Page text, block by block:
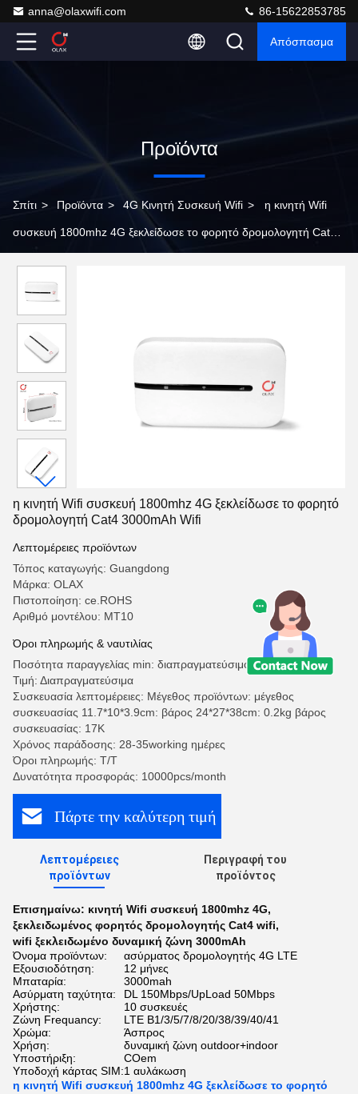
anna@olaxwifi.com 86-15622853785
Απόσπασμα
Προϊόντα
Σπίτι > Προϊόντα > 4G Κινητή Συσκευή Wifi > η κινητή Wifi
συσκευή 1800mhz 4G ξεκλείδωσε το φορητό δρομολογητή Cat4
η κινητή Wifi συσκευή 1800mhz 4G ξεκλείδωσε το φορητό
δρομολογητή Cat4 3000mAh Wifi
Λεπτομέρειες προϊόντων
Τόπος καταγωγής: Guangdong
Μάρκα: OLAX
Πιστοποίηση: ce.ROHS
Αριθμό μοντέλου: MT10
Όροι πληρωμής & ναυτιλίας
Ποσότητα παραγγελίας min: διαπραγματεύσιμος
Τιμή: Διαπραγματεύσιμα
Συσκευασία λεπτομέρειες: Μέγεθος προϊόντων: μέγεθος
συσκευασίας 11.7*10*3.9cm: βάρος 24*27*38cm: 0.2kg βάρος
συσκευασίας: 17K
Χρόνος παράδοσης: 28-35working ημέρες
Όροι πληρωμής: T/T
Δυνατότητα προσφοράς: 10000pcs/month
Πάρτε την καλύτερη τιμή
Λεπτομέρειες
προϊόντων
Περιγραφή του
προϊόντος
Επισημαίνω: κινητή Wifi συσκευή 1800mhz 4G,
ξεκλειδωμένος φορητός δρομολογητής Cat4 wifi,
wifi ξεκλειδωμένο δυναμική ζώνη 3000mAh
Όνομα προϊόντων:
ασύρματος δρομολογητής 4G LTE
Εξουσιοδότηση:
12 μήνες
Μπαταρία:
3000mah
Ασύρματη ταχύτητα:
DL 150Mbps/UpLoad 50Mbps
Χρήστης:
10 συσκευές
Ζώνη Frequancy:
LTE B1/3/5/7/8/20/38/39/40/41
Χρώμα:
Άσπρος
Χρήση:
δυναμική ζώνη outdoor+indoor
Υποστήριξη:
COem
Υποδοχή κάρτας SIM:1 αυλάκωση
η κινητή Wifi συσκευή 1800mhz 4G ξεκλείδωσε το φορητό